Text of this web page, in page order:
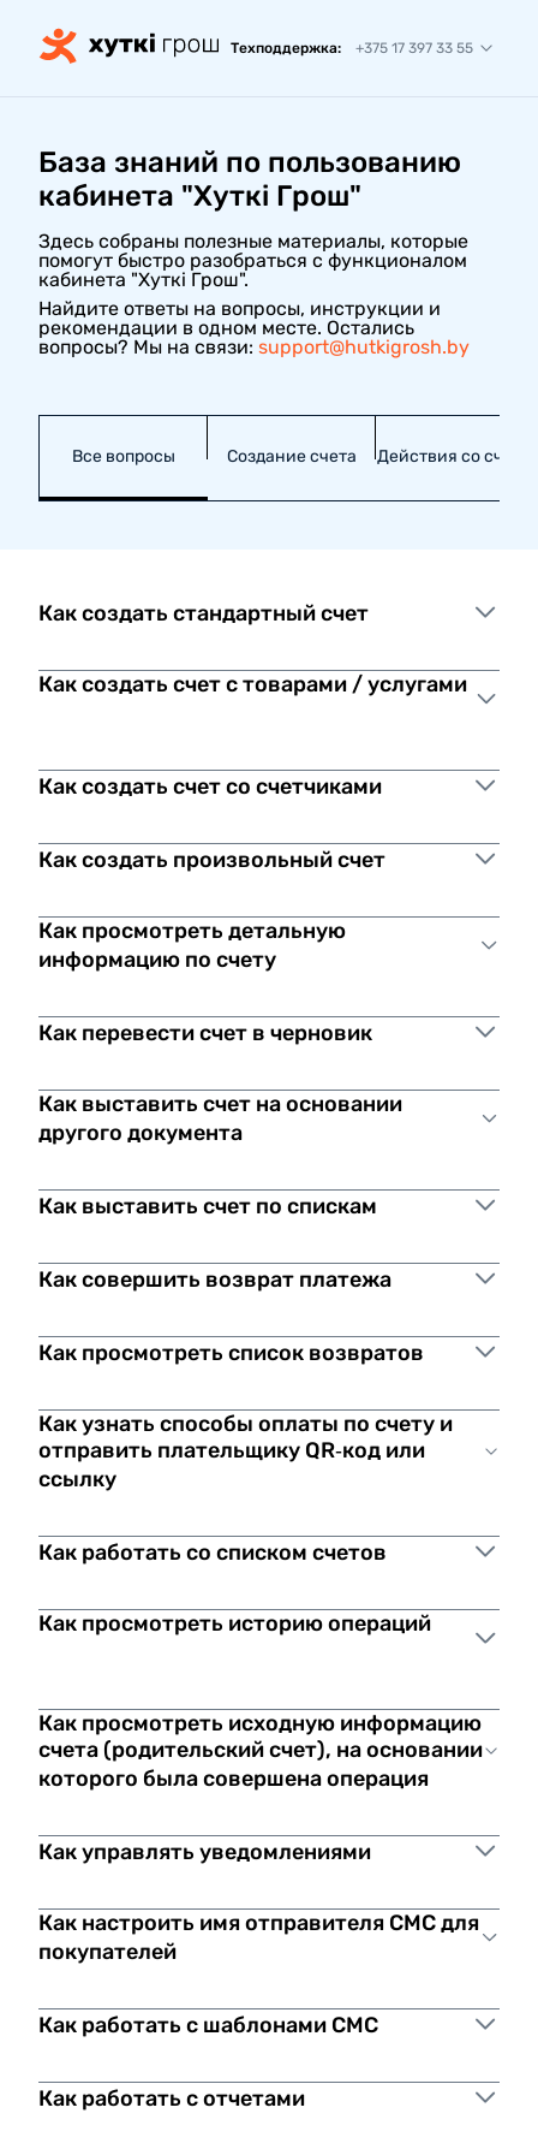
Техподдержка: +375 17 397 33 55
База знаний по пользованию
кабинета "Хуткi Грош"
Здесь собраны полезные материалы, которые
помогут быстро разобраться с функционалом
кабинета "Хуткі Грош".
Найдите ответы на вопросы, инструкции и
рекомендации в одном месте. Остались
вопросы? Мы на связи: support@hutkigrosh.by
Все вопросы Создание счета Действия со
Как создать стандартный счет
Как создать счет с товарами / услугами
Как создать счет со счетчиками
Добавление затрат на потери
потери_16.06.2026.pdf
Как создать произвольный счет
Как просмотреть детальную
информацию по счету
Как перевести счет в черновик
Как выставить счет на основании
другого документа
Как выставить счет по спискам
Большим количеством клиентов
Регулярными начислениямиили
повторяющимися платежами
Как совершить возврат платежа
Как просмотреть список возвратов
Найти все возвраты по оплатам.
Просмотреть все возвраты, относящиеся к
одной конкретной операции.
Разобраться, какие статусы возвратов
Как узнать способы оплаты по счету и
отправить плательщику QR‑код или
ссылку
Как работать со списком счетов
Как просмотреть историю операций
Как просмотреть исходную информацию
счета (родительский счет), на основании
которого была совершена операция
Как управлять уведомлениями
Как настроить имя отправителя СМС для
покупателей
единое имя
отдельные имена
Как работать с шаблонами СМС
Как работать с отчетами